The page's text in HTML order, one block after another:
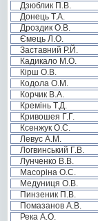
Дзюблик П.В.
Донець Т.А.
Дроздик О.В.
Ємець Л.О.
Заставний Р.Й.
Кадикало М.О.
Кірш О.В.
Кодола О.М.
Корчик В.А.
Кремінь Т.Д.
Кривошея Г.Г.
Ксенжук О.С.
Левус А.М.
Логвинський Г.В.
Лунченко В.В.
Масоріна О.С.
Медуниця О.В.
Пинзеник П.В.
Помазанов А.В.
Река А.О.